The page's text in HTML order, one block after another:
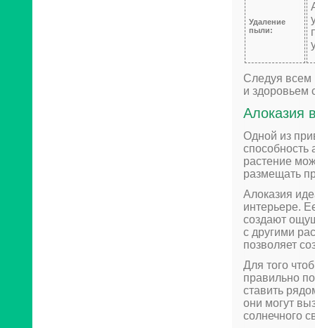
Удаление
пыли:
Следуя всем
и здоровьем
Алоказия
Одной из
способность
растение
размещать
Алоказия
интерьере.
создают
с другими
позволяет
Для того
правильно
ставить
они могут
солнечного